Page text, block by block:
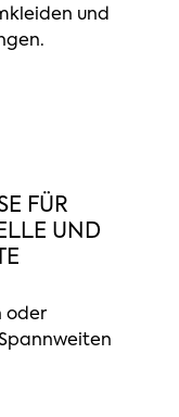
und
FÜR
UND
oder